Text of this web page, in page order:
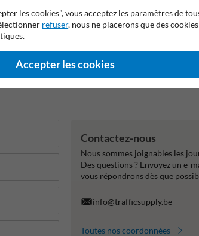
Durable et résistant
Contactez-nous
Nous sommes joignables les
Des questions ? Envoyez un e-
vous répondrons dès que
info@trafficsupply.be
Toutes nos coordonnées
les cookies", vous acceptez les paramètres de
refuser, nous ne placerons que des cookies
Accepter les cookies